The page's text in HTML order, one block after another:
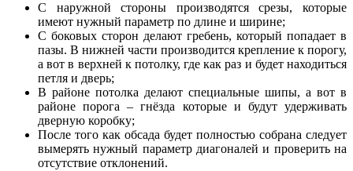
С наружной стороны производятся срезы, которые
имеют нужный параметр по длине и ширине;
С боковых сторон делают гребень, который попадает в
пазы. В нижней части производится крепление к порогу,
а вот в верхней к потолку, где как раз и будет находиться
петля и дверь;
В районе потолка делают специальные шипы, а вот в
районе порога – гнёзда которые и будут удерживать
дверную коробку;
После того как обсада будет полностью собрана следует
вымерять нужный параметр диагоналей и проверить на
отсутствие отклонений.